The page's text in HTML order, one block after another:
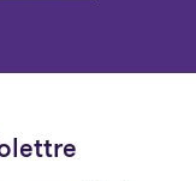
nouvel onglet)